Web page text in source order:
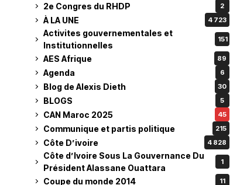
2e Congres du RHDP 2
À LA UNE 4 723
Activites gouvernementales et
Institutionnelles
151
AES Afrique 89
Agenda 6
Blog de Alexis Dieth 30
BLOGS 5
CAN Maroc 2025 45
Communique et partis politique 215
Côte D’ivoire 4 828
Côte d’Ivoire Sous La Gouvernance Du
Président Alassane Ouattara
1
Coupe du monde 2014 11